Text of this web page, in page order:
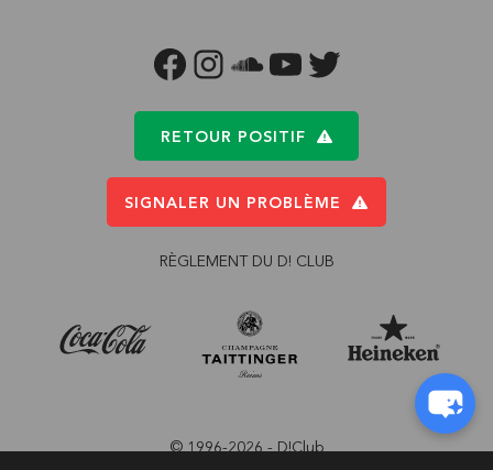
FACEBOOKINSTAGRAM
SOUNDCLOUD
YOUTUBETWITTER
RETOUR POSITIF
SIGNALER UN PROBLÈME
RÈGLEMENT DU D! CLUB
© 1996-2026 - D!Club